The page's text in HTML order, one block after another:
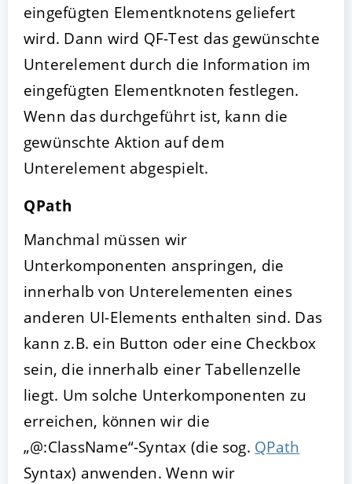
eingefügten Elementknotens geliefert
wird. Dann wird QF-Test das gewünschte
Unterelement durch die Information im
eingefügten Elementknoten festlegen.
Wenn das durchgeführt ist, kann die
gewünschte Aktion auf dem
Unterelement abgespielt.
QPath
Manchmal müssen wir
Unterkomponenten anspringen, die
innerhalb von Unterelementen eines
anderen UI-Elements enthalten sind. Das
kann z.B. ein Button oder eine Checkbox
sein, die innerhalb einer Tabellenzelle
liegt. Um solche Unterkomponenten zu
erreichen, können wir die
„@:ClassName“-Syntax (die sog. QPath
Syntax) anwenden. Wenn wir